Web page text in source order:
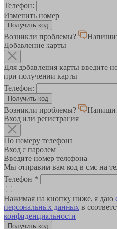
Телефон:
Изменить номер
Возникли проблемы?
Добавление карты
Для добавления карты введите
при получении карты
Телефон:
Возникли проблемы?
Вход или регистрация
По номеру телефона
Вход с паролем
Введите номер телефона
Мы отправим вам код в смс на
Телефон *
Нажимая на кнопку ниже, я даю
персональных данных в
конфиденциальности